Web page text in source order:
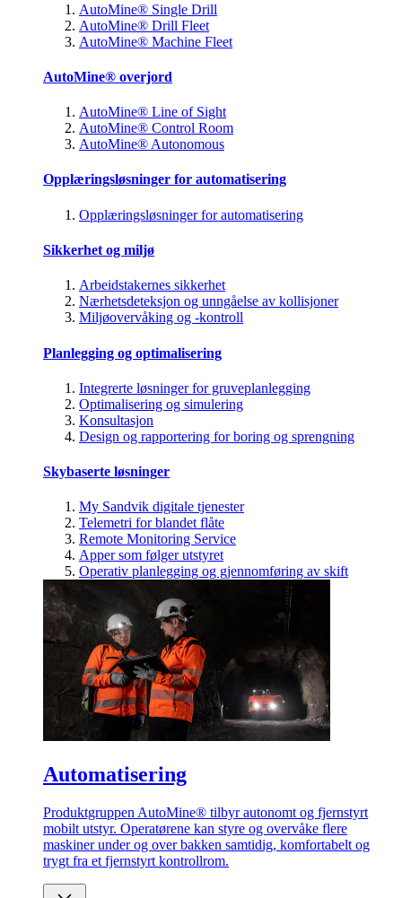
AutoMine® Single Drill
AutoMine® Drill Fleet
AutoMine® Machine Fleet
AutoMine® overjord
AutoMine® Line of Sight
AutoMine® Control Room
AutoMine® Autonomous
Opplæringsløsninger for automatisering
Opplæringsløsninger for automatisering
Sikkerhet og miljø
Arbeidstakernes sikkerhet
Nærhetsdeteksjon og unngåelse av kollisjoner
Miljøovervåking og -kontroll
Planlegging og optimalisering
Integrerte løsninger for gruveplanlegging
Optimalisering og simulering
Konsultasjon
Design og rapportering for boring og sprengning
Skybaserte løsninger
My Sandvik digitale tjenester
Telemetri for blandet flåte
Remote Monitoring Service
Apper som følger utstyret
Operativ planlegging og gjennomføring av skift
Automatisering
Produktgruppen AutoMine® tilbyr autonomt og fjernstyrt
mobilt utstyr. Operatørene kan styre og overvåke flere
maskiner under og over bakken samtidig, komfortabelt og
trygt fra et fjernstyrt kontrollrom.